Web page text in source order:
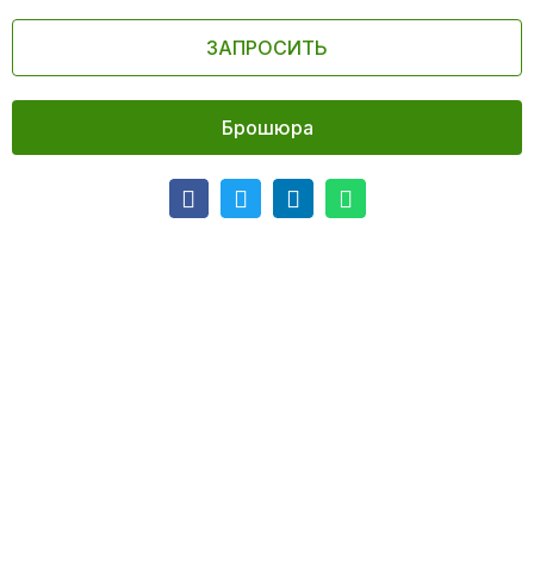
ЗАПРОСИТЬ
Брошюра